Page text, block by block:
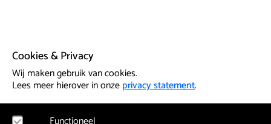
Cookies & Privacy
Wij maken gebruik van cookies.
Lees meer hierover in onzeprivacy statement.